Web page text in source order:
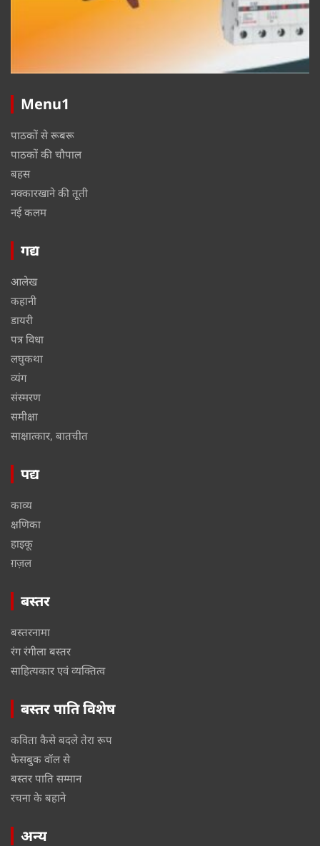
Menu1
पाठकों से रूबरू
पाठकों की चौपाल
बहस
नक्कारखाने की तूती
नई कलम
गद्य
आलेख
कहानी
डायरी
पत्र विधा
लघुकथा
व्यंग
संस्मरण
समीक्षा
साक्षात्कार, बातचीत
पद्य
काव्य
क्षणिका
हाइकू
ग़ज़ल
बस्तर
बस्तरनामा
रंग रंगीला बस्तर
साहित्यकार एवं व्यक्तित्व
बस्तर पाति विशेष
कविता कैसे बदले तेरा रूप
फेसबुक वॉल से
बस्तर पाति सम्मान
रचना के बहाने
अन्य